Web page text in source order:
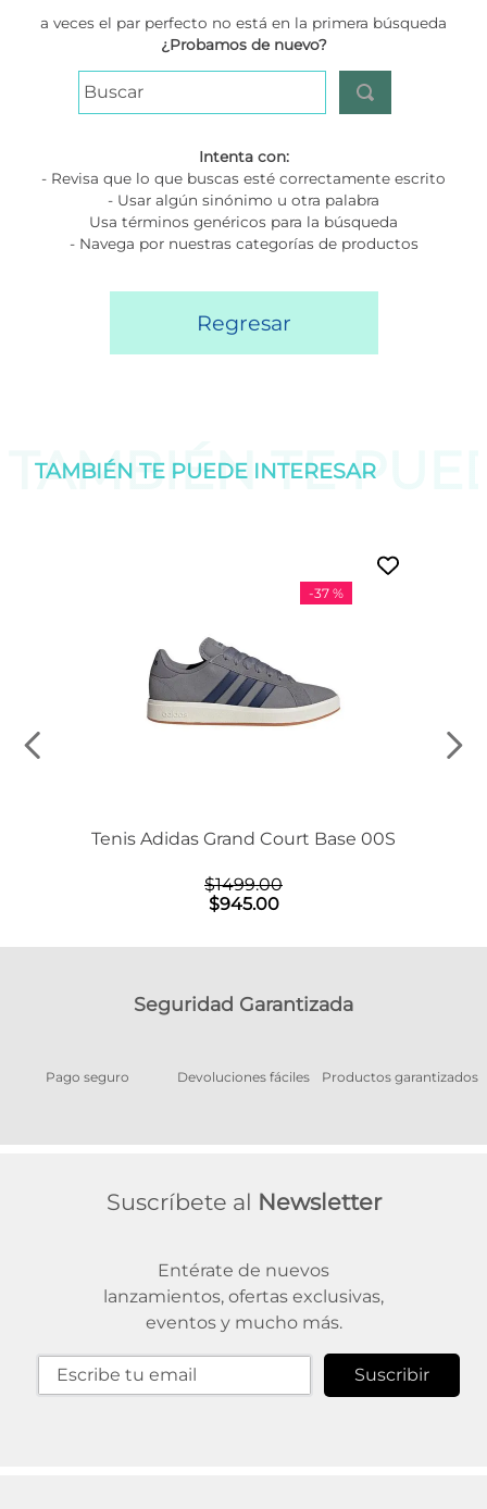
a veces el par perfecto no está en la primera búsqueda
¿Probamos de nuevo?
Intenta con:
- Revisa que lo que buscas esté correctamente escrito
- Usar algún sinónimo u otra palabra
Usa términos genéricos para la búsqueda
- Navega por nuestras categorías de productos
Regresar
TAMBIÉN TE
TAMBIÉN TE PUEDE INTERESAR
-37 %
Tenis Adidas Grand Court Base 00S
$1499.00
$945.00
Seguridad Garantizada
Pago seguro Devoluciones fáciles Productos garantizados
Suscríbete al Newsletter
Entérate de nuevos
lanzamientos, ofertas exclusivas,
eventos y mucho más.
Suscribir